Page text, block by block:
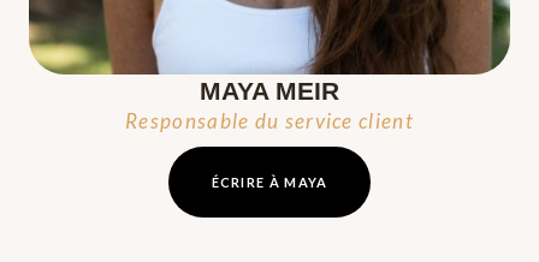
MAYA MEIR
Responsable du service client
ÉCRIRE À MAYA